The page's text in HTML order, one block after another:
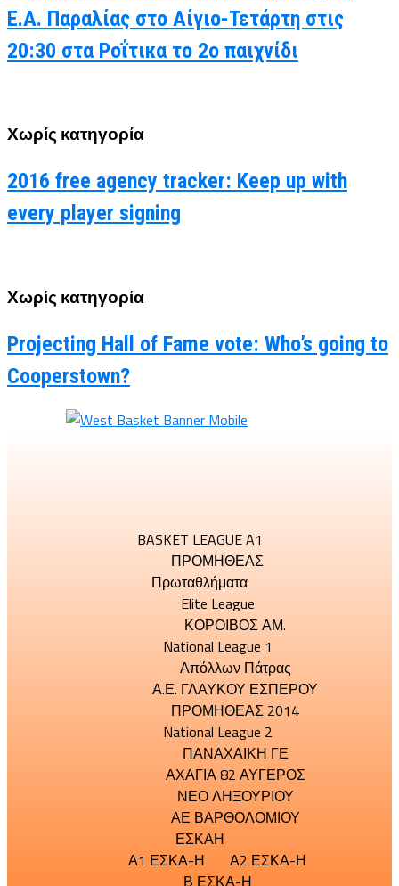
Ε.Α. Παραλίας στο Αίγιο-Τετάρτη στις
20:30 στα Ροΐτικα το 2ο παιχνίδι
Χωρίς κατηγορία
2016 free agency tracker: Keep up with
every player signing
Χωρίς κατηγορία
Projecting Hall of Fame vote: Who’s going to
Cooperstown?
BASKET LEAGUE A1
ΠΡΟΜΗΘΕΑΣ
Πρωταθλήματα
Elite League
ΚΟΡΟΙΒΟΣ ΑΜ.
National League 1
Απόλλων Πάτρας
Α.Ε. ΓΛΑΥΚΟΥ ΕΣΠΕΡΟΥ
ΠΡΟΜΗΘΕΑΣ 2014
National League 2
ΠΑΝΑΧΑΙΚΗ ΓΕ
ΑΧΑΓΙΑ 82 ΑΥΓΕΡΟΣ
ΝΕΟ ΛΗΞΟΥΡΙΟΥ
ΑΕ ΒΑΡΘΟΛΟΜΙΟΥ
ΕΣΚΑΗ
Α1 ΕΣΚΑ-Η
Α2 ΕΣΚΑ-Η
Β ΕΣΚΑ-Η